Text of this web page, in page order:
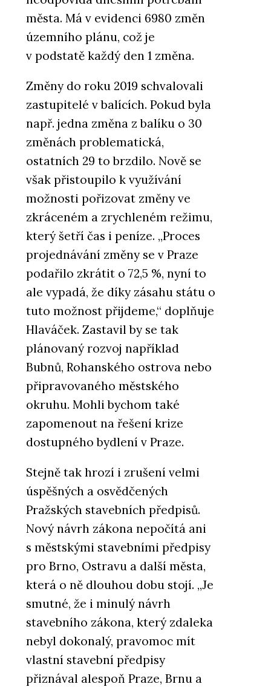
města. Má v evidenci 6980 změn
územního plánu, což je
v podstatě každý den 1 změna.
Změny do roku 2019 schvalovali
zastupitelé v balících. Pokud byla
např. jedna změna z balíku o 30
změnách problematická,
ostatních 29 to brzdilo. Nově se
však přistoupilo k využívání
možnosti pořizovat změny ve
zkráceném a zrychleném režimu,
který šetří čas i peníze. „Proces
projednávání změny se v Praze
podařilo zkrátit o 72,5 %, nyní to
ale vypadá, že díky zásahu státu o
tuto možnost přijdeme,“ doplňuje
Hlaváček. Zastavil by se tak
plánovaný rozvoj například
Bubnů, Rohanského ostrova nebo
připravovaného městského
okruhu. Mohli bychom také
zapomenout na řešení krize
dostupného bydlení v Praze.
Stejně tak hrozí i zrušení velmi
úspěšných a osvědčených
Pražských stavebních předpisů.
Nový návrh zákona nepočítá ani
s městskými stavebními předpisy
pro Brno, Ostravu a další města,
která o ně dlouhou dobu stojí. „Je
smutné, že i minulý návrh
stavebního zákona, který zdaleka
nebyl dokonalý, pravomoc mít
vlastní stavební předpisy
přiznával alespoň Praze, Brnu a